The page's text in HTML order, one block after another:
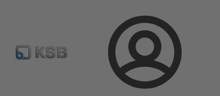
Login
Wyszukiwanie części zamiennych Konfiguracja produktu
Zestawy części zamiennych